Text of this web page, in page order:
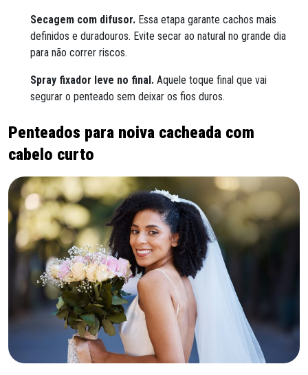
Secagem com difusor. Essa etapa garante cachos mais
definidos e duradouros. Evite secar ao natural no grande dia
para não correr riscos.
Spray fixador leve no final. Aquele toque final que vai
segurar o penteado sem deixar os fios duros.
Penteados para noiva cacheada com
cabelo curto